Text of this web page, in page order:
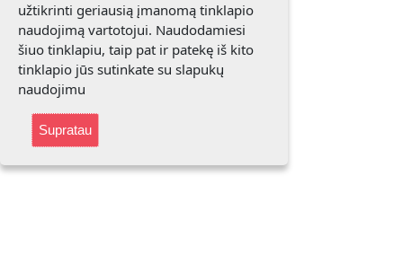
užtikrinti geriausią įmanomą tinklapio
naudojimą vartotojui. Naudodamiesi
šiuo tinklapiu, taip pat ir patekę iš kito
tinklapio jūs sutinkate su slapukų
naudojimu
Supratau